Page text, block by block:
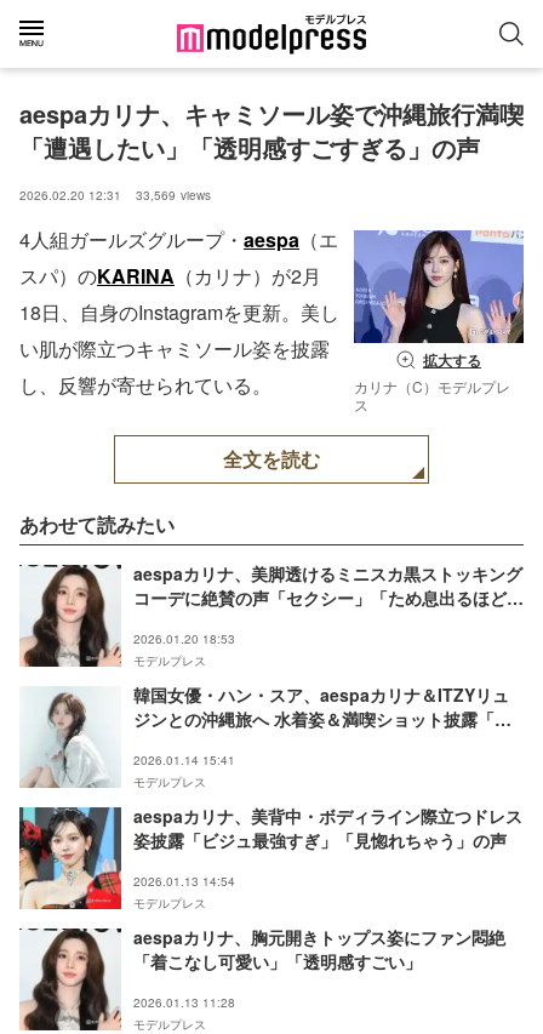
aespaカリナ、キャミソール姿で沖縄旅行満喫
「遭遇したい」「透明感すごすぎる」の声
2026.02.20 12:31 33,569 views
拡大する
カリナ（C）モデルプレ
ス
4人組ガールズグループ・ aespa （エ
スパ）のKARINA （カリナ）が2月
18日、自身のInstagramを更新。美し
い肌が際立つキャミソール姿を披露
し、反響が寄せられている。
全文を読む
あわせて読みたい
aespaカリナ、美脚透けるミニスカ黒ストッキング
コーデに絶賛の声「セクシー」「ため息出るほど美
2026.01.20 18:53
モデルプレス
韓国女優・ハン・スア、aespaカリナ＆ITZYリュ
ジンとの沖縄旅へ 水着姿＆満喫ショット披露「変
2026.01.14 15:41
モデルプレス
aespaカリナ、美背中・ボディライン際立つドレス
姿披露「ビジュ最強すぎ」「見惚れちゃう」の声
2026.01.13 14:54
モデルプレス
aespaカリナ、胸元開きトップス姿にファン悶絶
「着こなし可愛い」「透明感すごい」
2026.01.13 11:28
モデルプレス